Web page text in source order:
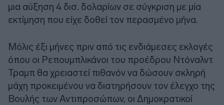
μια αύξηση 4 δισ. δολαρίων σε σύγκριση με μία
εκτίμηση που είχε δοθεί τον περασμένο μήνα.
Μόλις έξι μήνες πριν από τις ενδιάμεσες εκλογές
όπου οι Ρεπουμπλικάνοι του προέδρου Ντόναλντ
Τραμπ θα χρειαστεί πιθανόν να δώσουν σκληρή
μάχη προκειμένου να διατηρήσουν τον έλεγχο της
Βουλής των Αντιπροσώπων, οι Δημοκρατικοί